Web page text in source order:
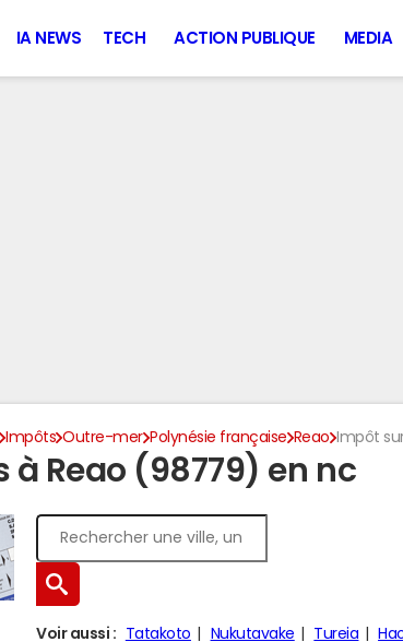
IA NEWS TECH ACTION PUBLIQUE MEDIA
Impôts Outre-mer Polynésie française Reao Impôt
à Reao (98779) en nc
Voir aussi : Tatakoto Nukutavake Tureia